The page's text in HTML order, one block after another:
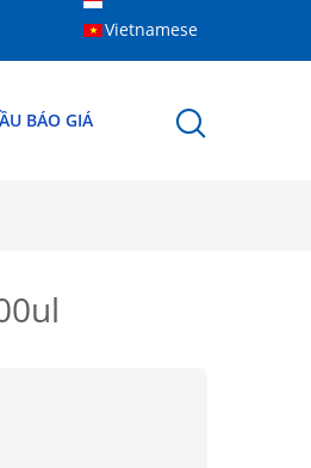
Vietnamese
BÁO GIÁ